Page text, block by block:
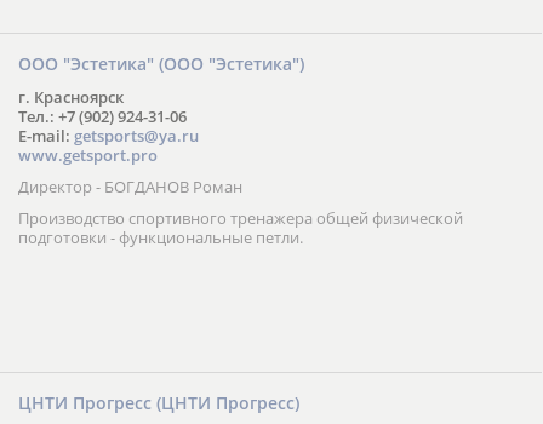
ООО "Эстетика" (ООО "Эстетика")
г. Красноярск
Тел.: +7 (902) 924-31-06
E-mail: getsports@ya.ru
www.getsport.pro
Директор - БОГДАНОВ Роман
Производство спортивного тренажера общей физической
подготовки - функциональные петли.
ЦНТИ Прогресс (ЦНТИ Прогресс)